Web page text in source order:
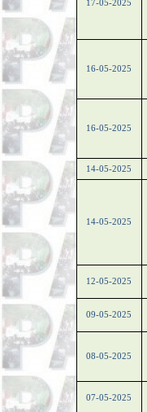
17-05-2025
16-05-2025
16-05-2025
14-05-2025
14-05-2025
12-05-2025
09-05-2025
08-05-2025
07-05-2025